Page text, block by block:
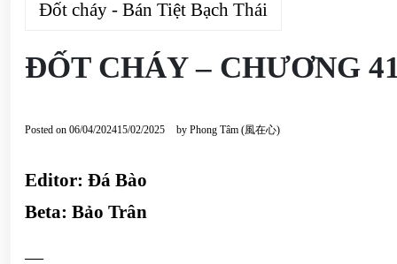
Đốt cháy - Bán Tiệt Bạch Thái
ĐỐT CHÁY – CHƯƠNG
Posted on 06/04/202415/02/2025 by Phong Tâm (風在心)
Editor: Đá Bào
Beta: Bảo Trân
—